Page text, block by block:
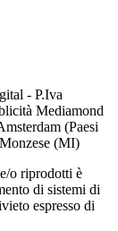
- P.Iva
Mediamond
(Paesi
(MI)
o riprodotti è
di sistemi di
espresso di